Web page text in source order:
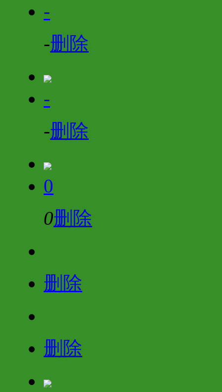
-
-删除
-
-删除
0
0删除
删除
删除